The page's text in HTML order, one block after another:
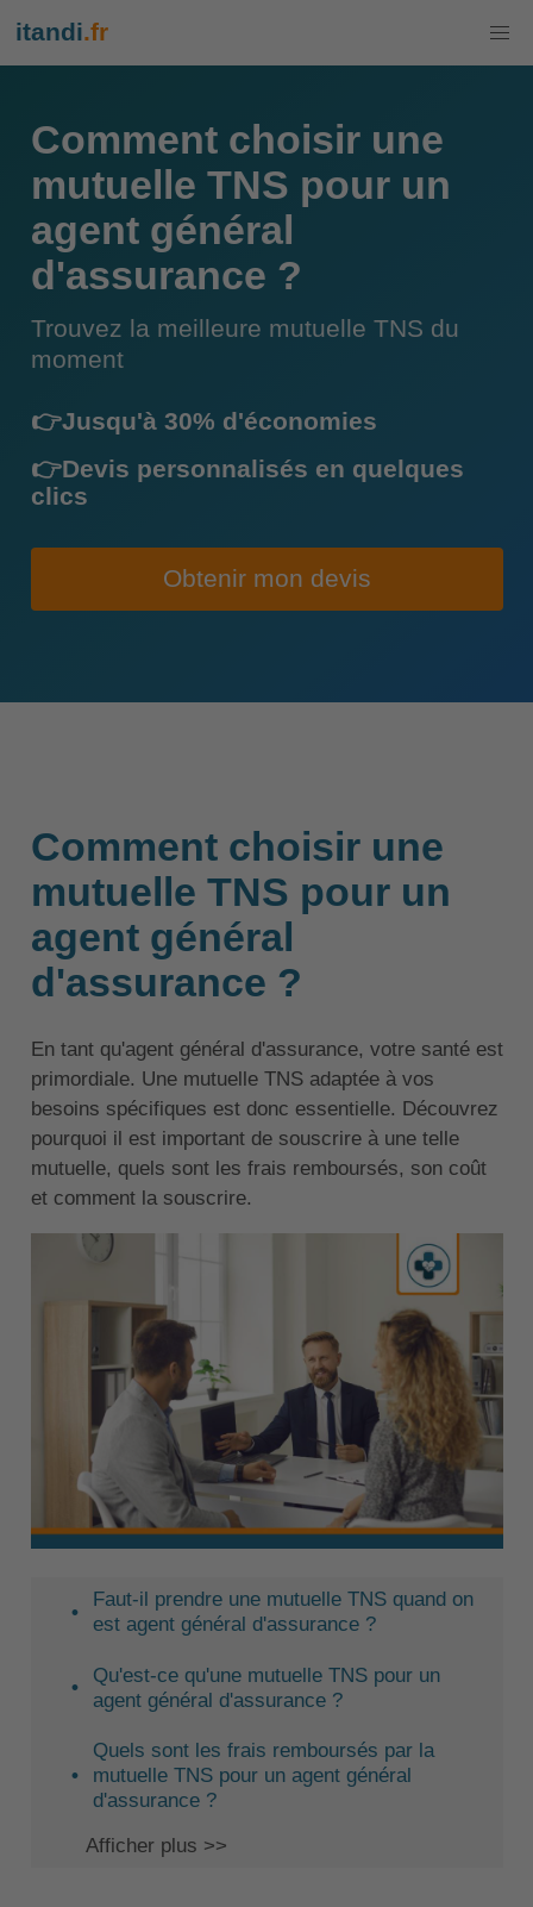
itandi.fr
Comment choisir une
mutuelle TNS pour un
agent général
d'assurance ?
Trouvez la meilleure mutuelle TNS du
moment
👉Jusqu'à 30% d'économies
👉Devis personnalisés en quelques
clics
Obtenir mon devis
Comment choisir une
mutuelle TNS pour un
agent général
d'assurance ?
En tant qu'agent général d'assurance, votre santé est
primordiale. Une mutuelle TNS adaptée à vos
besoins spécifiques est donc essentielle. Découvrez
pourquoi il est important de souscrire à une telle
mutuelle, quels sont les frais remboursés, son coût
et comment la souscrire.
Faut-il prendre une mutuelle TNS quand on
est agent général d'assurance ?
Qu'est-ce qu'une mutuelle TNS pour un
agent général d'assurance ?
Quels sont les frais remboursés par la
mutuelle TNS pour un agent général
d'assurance ?
Afficher plus >>